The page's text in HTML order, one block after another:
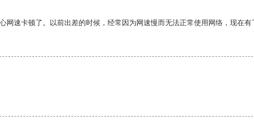
速卡顿了。以前出差的时候，经常因为网速慢而无法正常使用网络，现在有